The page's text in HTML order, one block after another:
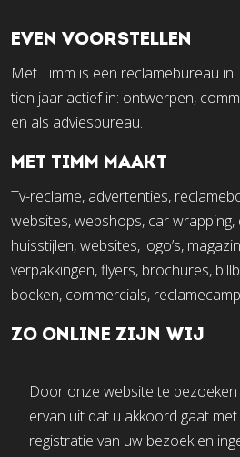
Door onze website te bezoeken
ervan uit dat u akkoord gaat met
registratie van uw bezoek en
EVEN VOORSTELLEN
Met Timm is een reclamebureau in
tien jaar actief in: ontwerpen,
en als adviesbureau.
MET TIMM MAAKT
Tv-reclame, advertenties,
websites, webshops, car
huisstijlen, websites, logo’s,
verpakkingen, flyers, brochures,
boeken, commercials,
ZO ONLINE ZIJN WIJ